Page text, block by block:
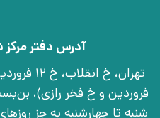
آدرس دفتر